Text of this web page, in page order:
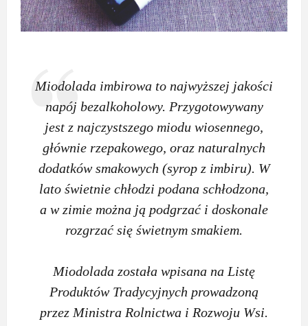
Miodolada imbirowa to najwyższej jakości
napój bezalkoholowy. Przygotowywany
jest z najczystszego miodu wiosennego,
głównie rzepakowego, oraz naturalnych
dodatków smakowych (syrop z imbiru). W
lato świetnie chłodzi podana schłodzona,
a w zimie można ją podgrzać i doskonale
rozgrzać się świetnym smakiem.
Miodolada została wpisana na Listę
Produktów Tradycyjnych prowadzoną
przez Ministra Rolnictwa i Rozwoju Wsi.